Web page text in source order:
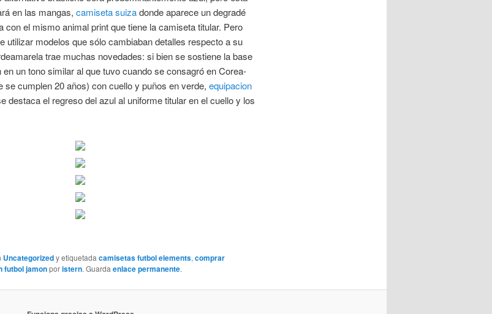
en las mangas, camiseta suizadonde aparece un degradé
con el mismo animal print que tiene la camiseta titular. Pero
utilizar modelos que sólo cambiaban detalles respecto a su
trae muchas novedades: si bien se sostiene la base
un tono similar al que tuvo cuando se consagró en Corea-
se cumplen 20 años) con cuello y puños en verde, equipacion
destaca el regreso del azul al uniforme titular en el cuello y los
Uncategorizedy etiquetadacamisetas futbol elements,comprar
futbol jamonporistern. Guardaenlace permanente.